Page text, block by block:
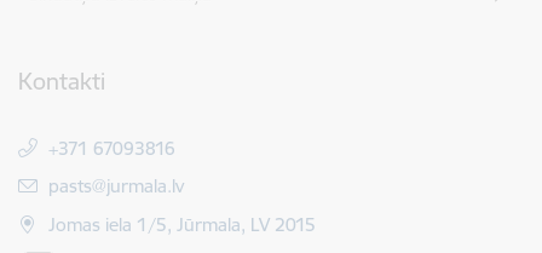
Kontakti
+371 67093816
E-pasts:
pasts@jurmala.lv
Jomas iela 1/5, Jūrmala, LV 2015